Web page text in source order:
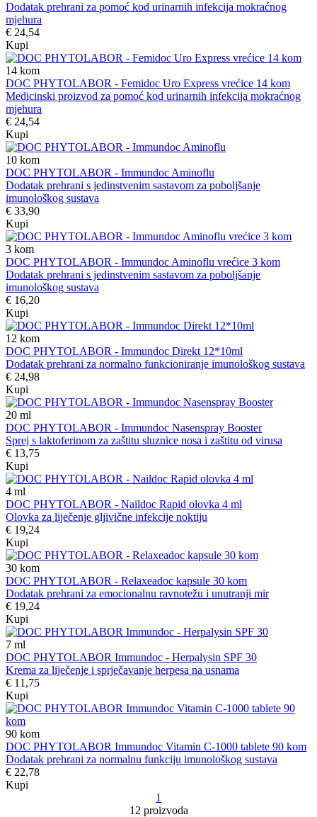
Dodatak prehrani za pomoć kod urinarnih infekcija mokraćnog
mjehura
€ 24,54
Kupi
14 kom
DOC PHYTOLABOR - Femidoc Uro Express vrećice 14 kom
Medicinski proizvod za pomoć kod urinarnih infekcija mokraćnog
mjehura
€ 24,54
Kupi
10 kom
DOC PHYTOLABOR - Immundoc Aminoflu
Dodatak prehrani s jedinstvenim sastavom za poboljšanje
imunološkog sustava
€ 33,90
Kupi
3 kom
DOC PHYTOLABOR - Immundoc Aminoflu vrećice 3 kom
Dodatak prehrani s jedinstvenim sastavom za poboljšanje
imunološkog sustava
€ 16,20
Kupi
12 kom
DOC PHYTOLABOR - Immundoc Direkt 12*10ml
Dodatak prehrani za normalno funkcioniranje imunološkog sustava
€ 24,98
Kupi
20 ml
DOC PHYTOLABOR - Immundoc Nasenspray Booster
Sprej s laktoferinom za zaštitu sluznice nosa i zaštitu od virusa
€ 13,75
Kupi
4 ml
DOC PHYTOLABOR - Naildoc Rapid olovka 4 ml
Olovka za liječenje gljivične infekcije noktiju
€ 19,24
Kupi
30 kom
DOC PHYTOLABOR - Relaxeadoc kapsule 30 kom
Dodatak prehrani za emocionalnu ravnotežu i unutranji mir
€ 19,24
Kupi
7 ml
DOC PHYTOLABOR Immundoc - Herpalysin SPF 30
Krema za liječenje i sprječavanje herpesa na usnama
€ 11,75
Kupi
90 kom
DOC PHYTOLABOR Immundoc Vitamin C-1000 tablete 90 kom
Dodatak prehrani za normalnu funkciju imunološkog sustava
€ 22,78
Kupi
1
12 proizvoda